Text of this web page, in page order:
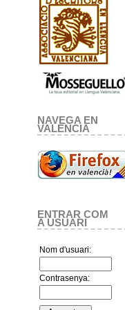
NAVEGA EN
VALENCIA
ENTRAR COM
A USUARI
Nom d'usuari:
Contrasenya: